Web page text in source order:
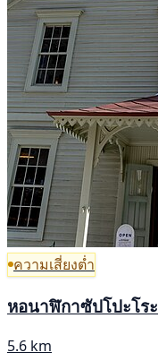
ความเสี่ยงต่ำ
หอนาฬิกาซัปโปะโระ
5.6 km